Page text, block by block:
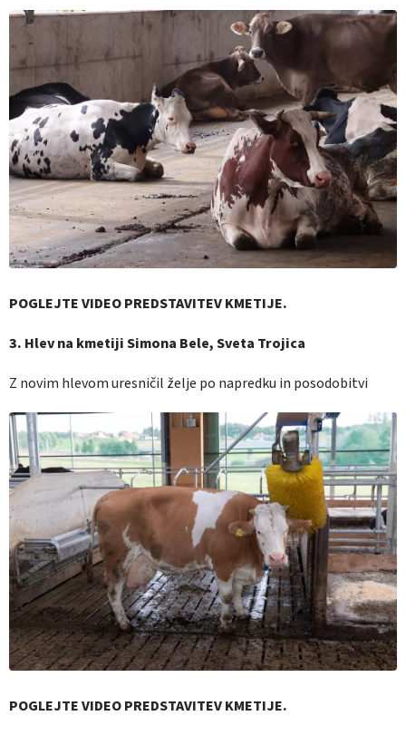
POGLEJTE VIDEO PREDSTAVITEV KMETIJE.
3. Hlev na kmetiji Simona Bele, Sveta Trojica
Z novim hlevom uresničil želje po napredku in posodobitvi
POGLEJTE VIDEO PREDSTAVITEV KMETIJE.